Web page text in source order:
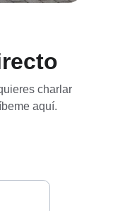
charlar
aquí.